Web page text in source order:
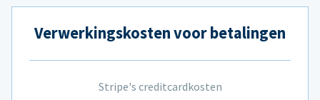
Verwerkingskosten voor betalingen
Stripe's creditcardkosten